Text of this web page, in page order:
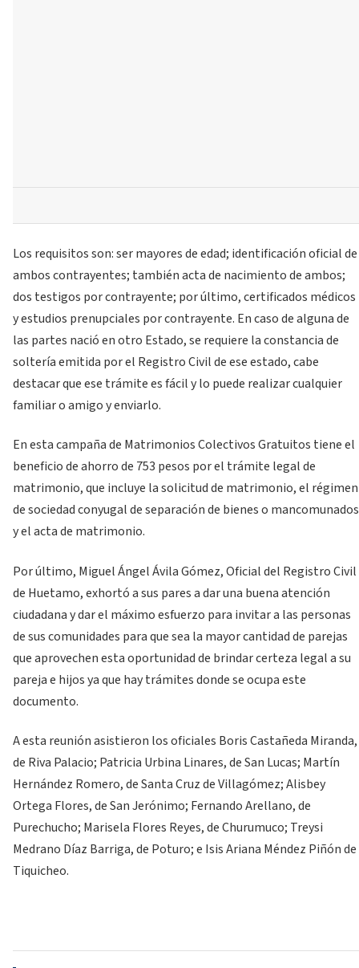
Los requisitos son: ser mayores de edad; identificación oficial de
ambos contrayentes; también acta de nacimiento de ambos;
dos testigos por contrayente; por último, certificados médicos
y estudios prenupciales por contrayente. En caso de alguna de
las partes nació en otro Estado, se requiere la constancia de
soltería emitida por el Registro Civil de ese estado, cabe
destacar que ese trámite es fácil y lo puede realizar cualquier
familiar o amigo y enviarlo.
En esta campaña de Matrimonios Colectivos Gratuitos tiene el
beneficio de ahorro de 753 pesos por el trámite legal de
matrimonio, que incluye la solicitud de matrimonio, el régimen
de sociedad conyugal de separación de bienes o mancomunados
y el acta de matrimonio.
Por último, Miguel Ángel Ávila Gómez, Oficial del Registro Civil
de Huetamo, exhortó a sus pares a dar una buena atención
ciudadana y dar el máximo esfuerzo para invitar a las personas
de sus comunidades para que sea la mayor cantidad de parejas
que aprovechen esta oportunidad de brindar certeza legal a su
pareja e hijos ya que hay trámites donde se ocupa este
documento.
A esta reunión asistieron los oficiales Boris Castañeda Miranda,
de Riva Palacio; Patricia Urbina Linares, de San Lucas; Martín
Hernández Romero, de Santa Cruz de Villagómez; Alisbey
Ortega Flores, de San Jerónimo; Fernando Arellano, de
Purechucho; Marisela Flores Reyes, de Churumuco; Treysi
Medrano Díaz Barriga, de Poturo; e Isis Ariana Méndez Piñón de
Tiquicheo.